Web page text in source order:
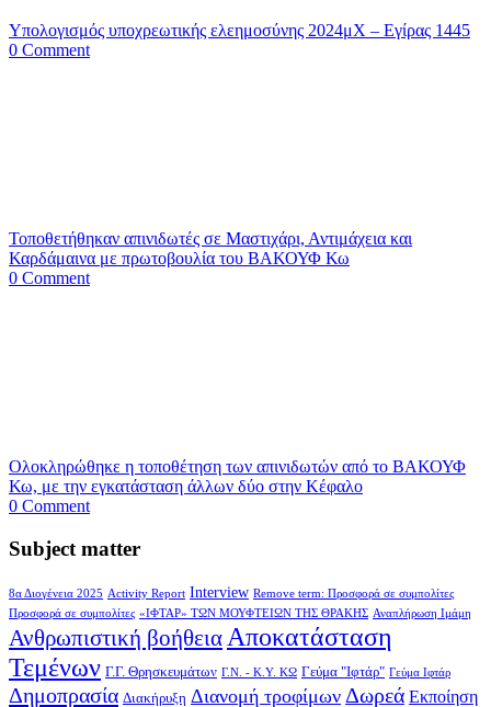
Υπολογισμός υποχρεωτικής ελεημοσύνης 2024μΧ – Εγίρας 1445
0 Comment
Τοποθετήθηκαν απινιδωτές σε Μαστιχάρι, Αντιμάχεια και
Καρδάμαινα με πρωτοβουλία του ΒΑΚΟΥΦ Κω
0 Comment
Ολοκληρώθηκε η τοποθέτηση των απινιδωτών από το ΒΑΚΟΥΦ
Κω, με την εγκατάσταση άλλων δύο στην Κέφαλο
0 Comment
Subject matter
8α Διογένεια 2025 Activity Report Interview Remove term: Προσφορά σε συμπολίτες
Προσφορά σε συμπολίτες «ΙΦΤΑΡ» ΤΩΝ ΜΟΥΦΤΕΙΩΝ ΤΗΣ ΘΡΑΚΗΣ Αναπλήρωση Ιμάμη
Ανθρωπιστική βοήθεια Αποκατάσταση
Τεμένων Γ.Γ. Θρησκευμάτων Γ.Ν. - Κ.Υ. ΚΩ Γεύμα "Ιφτάρ" Γεύμα Ιφτάρ
Δημοπρασία Διακήρυξη Διανομή τροφίμων Δωρεά Εκποίηση